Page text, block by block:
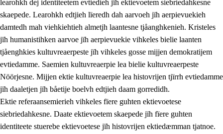
1.1 Almetjeaarvoe
Identiteete jïh kulturellen gellievoete
1.3 Laejhtehks ussjedimmie jïh etihkeles vuajnoe
goerehtimmievæljoe
1.5 Eatnemem krööhkestidh jïh byjresegoerkesevoete
Demokratije jïh meatanårrome
learohkh dej identiteetem evtiedieh jïh ektievoetem siebriedahkesne
skaepede. Learohkh edtjieh lïeredh dah aarvoeh jïh aerpievuekieh
damtedh mah viehkiehtieh almetjh laantesne tjåanghkenieh. Kristeles
jïh humanistihken aarvoe jïh aerpievuekie vihkeles bielie laanten
tjåenghkies kultuvreaerpeste jïh vihkeles gosse mijjen demokratijem
evtiedamme. Saemien kultuvreaerpie lea bielie kultuvreaerpeste
Nöörjesne. Mijjen ektie kultuvreaerpie lea histovrijen tjïrrh evtiedamme
jïh daaletjen jïh båetije boelvh edtjieh daam gorredidh.
Ektie referaansemierieh vihkeles fïere guhten ektievoetese
siebriedahkesne. Daate ektievoetem skaepede jïh fïere guhten
identiteete stuerebe ektievoetese jïh histovrijen ektiedæmman tjatnoe.